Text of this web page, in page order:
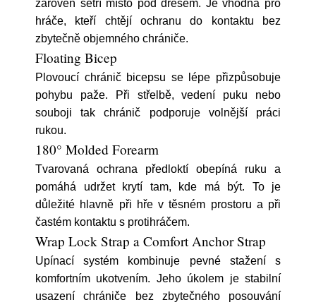
zároveň šetří místo pod dresem. Je vhodná pro
hráče, kteří chtějí ochranu do kontaktu bez
zbytečně objemného chrániče.
Floating Bicep
Plovoucí chránič bicepsu se lépe přizpůsobuje
pohybu paže. Při střelbě, vedení puku nebo
souboji tak chránič podporuje volnější práci
rukou.
180° Molded Forearm
Tvarovaná ochrana předloktí obepíná ruku a
pomáhá udržet krytí tam, kde má být. To je
důležité hlavně při hře v těsném prostoru a při
častém kontaktu s protihráčem.
Wrap Lock Strap a Comfort Anchor Strap
Upínací systém kombinuje pevné stažení s
komfortním ukotvením. Jeho úkolem je stabilní
usazení chrániče bez zbytečného posouvání